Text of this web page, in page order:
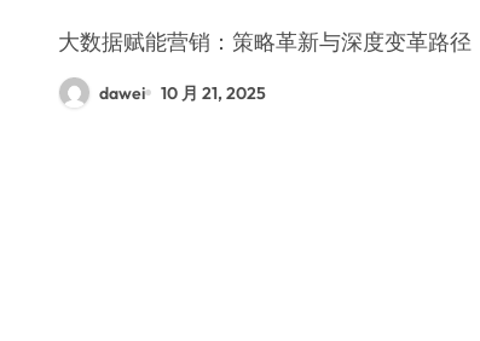
大数据赋能营销：策略革新与深度变革路径
dawei 10 月 21, 2025